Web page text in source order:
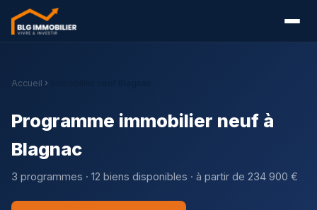
Accueil
Programme immobilier neuf à
Blagnac
3 programmes · 12 biens disponibles · à partir de 234 900 €